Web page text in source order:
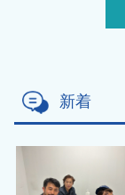
新着